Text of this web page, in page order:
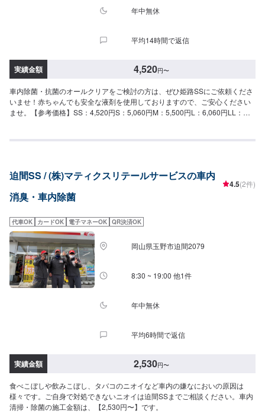
年中無休
平均14時間で返信
実績金額 4,520円〜
車内除菌・抗菌のオールクリアをご検討の方は、ぜひ姫路SSにご依頼くださ
いませ！赤ちゃんでも安全な液剤を使用しておりますので、ご安心ください
ませ。【参考価格】SS：4,520円S：5,060円M：5,500円L：6,060円LL：
迫間SS / (株)マティクスリテールサービスの車内
消臭・車内除菌
4.5(2件)
代車OK カードOK 電子マネーOK QR決済OK
岡山県玉野市迫間2079
8:30 ~ 19:00 他1件
年中無休
平均6時間で返信
実績金額 2,530円〜
食べこぼしや飲みこぼし、タバコのニオイなど車内の嫌なにおいの原因は
様々です。ご自身で対処できないニオイは迫間SSまでご相談ください。車内
清掃・除菌の施工金額は、【2,530円〜】です。